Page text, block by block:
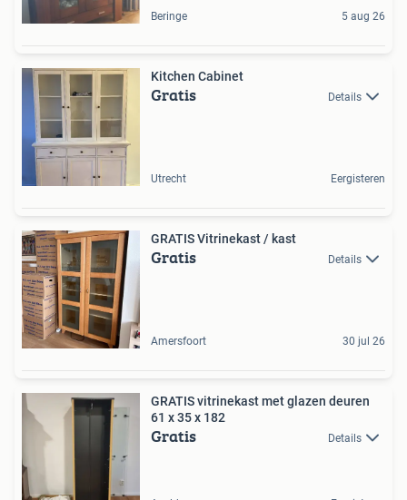
Beringe 5 aug 26
Kitchen Cabinet
Gratis Details
Utrecht Eergisteren
GRATIS Vitrinekast / kast
Gratis Details
Amersfoort 30 jul 26
GRATIS vitrinekast met glazen deuren
61 x 35 x 182
Gratis Details